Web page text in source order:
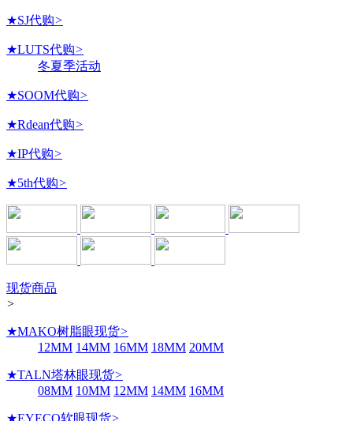
★SJ代购>
★LUTS代购>
冬夏季活动
★SOOM代购>
★Rdean代购>
★IP代购>
★5th代购>
现货商品
>
★MAKO树脂眼现货>
12MM 14MM 16MM 18MM 20MM
★TALN塔林眼现货>
08MM 10MM 12MM 14MM 16MM
★EYECO软眼现货>